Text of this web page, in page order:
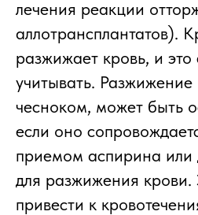
лечения реакции
аллотрансплантатов).
разжижает кровь, и это
учитывать.
чесноком, может быть
если оно
приемом аспирина или
для разжижения
привести к